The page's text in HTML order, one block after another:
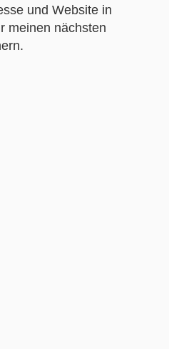
und Website in
meinen nächsten